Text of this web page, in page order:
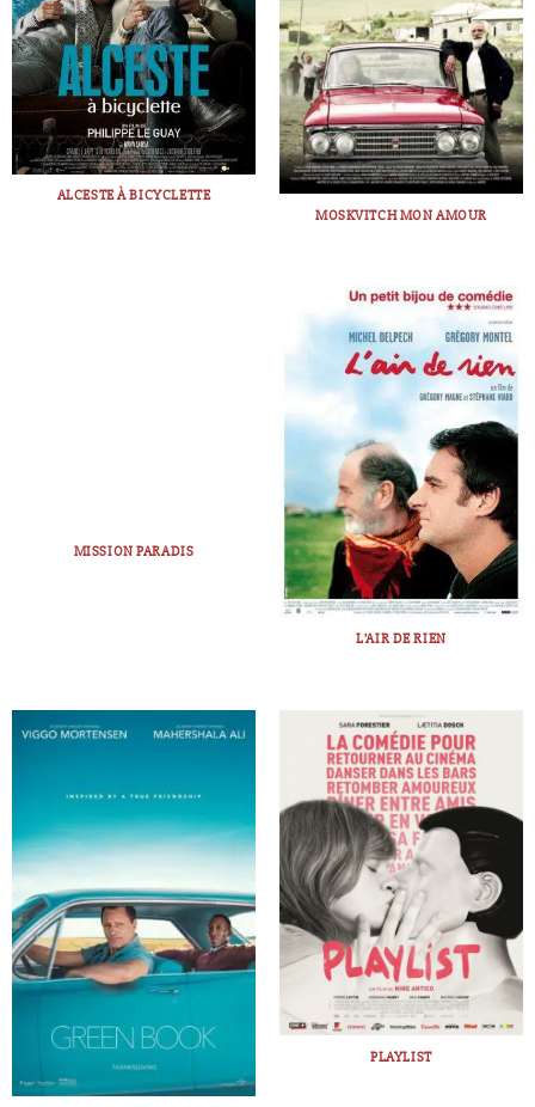
ALCESTE À BICYCLETTE
MOSKVITCH MON AMOUR
MISSION PARADIS
L’AIR DE RIEN
PLAYLIST